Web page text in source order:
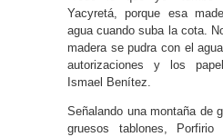
Yacyretá, porque esa
agua cuando suba la cota.
madera se pudra con el
autorizaciones y los
Ismael Benítez.
Señalando una montaña de
gruesos tablones,